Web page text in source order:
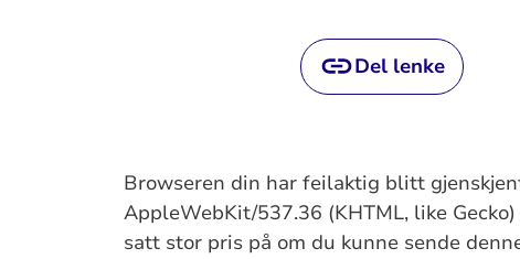
Del lenke
Browseren din har feilaktig blitt
AppleWebKit/537.36 (KHTML, like
satt stor pris på om du kunne sende